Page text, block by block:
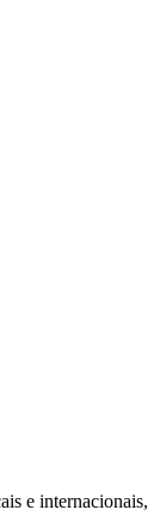
e internacionais,